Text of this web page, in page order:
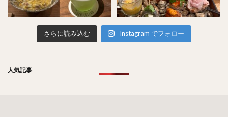
さらに読み込む Instagram でフォロー
人気記事